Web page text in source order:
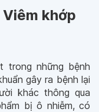
khớp
trong những bệnh
gây ra bệnh lại
khác thông qua
bị ô nhiễm, có